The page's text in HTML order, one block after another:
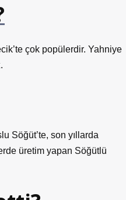
çok popülerdir. Yahniye
Söğüt’te, son yıllarda
üretim yapan Söğütlü